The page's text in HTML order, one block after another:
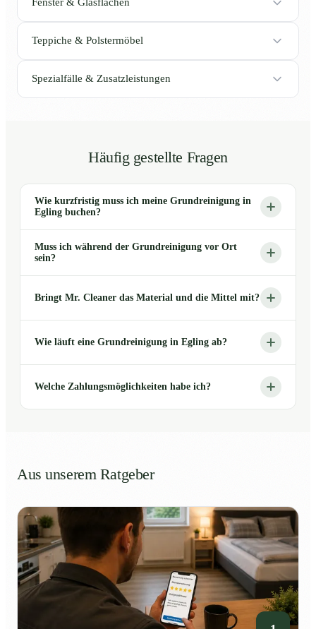
Fenster & Glasflächen
Teppiche & Polstermöbel
Spezialfälle & Zusatzleistungen
Häufig gestellte Fragen
Wie kurzfristig muss ich meine Grundreinigung in
Egling buchen?
Muss ich während der Grundreinigung vor Ort
sein?
Bringt Mr. Cleaner das Material und die Mittel mit?
Wie läuft eine Grundreinigung in Egling ab?
Welche Zahlungsmöglichkeiten habe ich?
Aus unserem Ratgeber